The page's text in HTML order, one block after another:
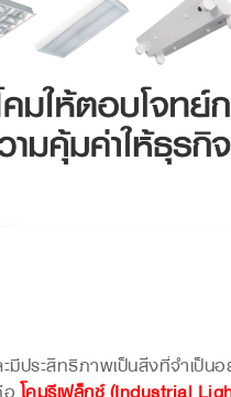
ะสิทธิภาพเป็นสิ่งที่จำเป็น
อโคมรีเฟล็กซ์ (Industrial